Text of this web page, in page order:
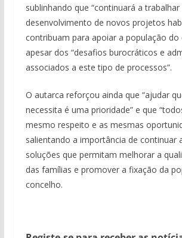
sublinhando que “continuará a trabalhar
desenvolvimento de novos projetos
contribuam para apoiar a população do
apesar dos “desafios burocráticos e
associados a este tipo de processos”.
O autarca reforçou ainda que “ajudar
necessita é uma prioridade” e que
mesmo respeito e as mesmas
salientando a importância de continuar
soluções que permitam melhorar a
das famílias e promover a fixação da
concelho.